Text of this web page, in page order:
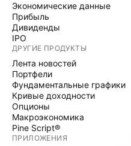
Экономические данные
Прибыль
Дивиденды
IPO
ДРУГИЕ ПРОДУКТЫ
Лента новостей
Портфели
Фундаментальные графики
Кривые доходности
Опционы
Макроэкономика
Pine Script®
ПРИЛОЖЕНИЯ